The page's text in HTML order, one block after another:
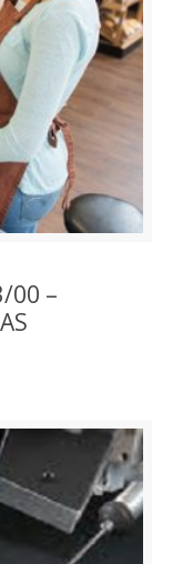
00 –